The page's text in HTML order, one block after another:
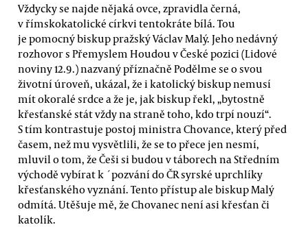
Vždycky se najde nějaká ovce, zpravidla černá,
v římskokatolické církvi tentokráte bílá. Tou
je pomocný biskup pražský Václav Malý. Jeho nedávný
rozhovor s Přemyslem Houdou v České pozici (Lidové
noviny 12.9.) nazvaný příznačně Podělme se o svou
životní úroveň, ukázal, že i katolický biskup nemusí
mít okoralé srdce a že je, jak biskup řekl, „bytostně
křesťanské stát vždy na straně toho, kdo trpí nouzí“.
S tím kontrastuje postoj ministra Chovance, který před
časem, než mu vysvětlili, že se to přece jen nesmí,
mluvil o tom, že Češi si budou v táborech na Středním
východě vybírat k ´pozvání do ČR syrské uprchlíky
křesťanského vyznání. Tento přístup ale biskup Malý
odmítá. Utěšuje mě, že Chovanec není asi křesťan či
katolík.